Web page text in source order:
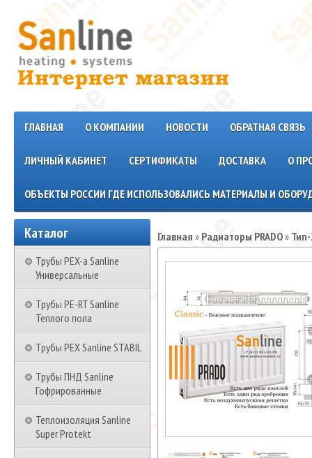
ГЛАВНАЯ О КОМПАНИИ НОВОСТИ ОБРАТНАЯ СВЯЗЬ
ЛИЧНЫЙ КАБИНЕТ СЕРТИФИКАТЫ ДОСТАВКА О
ОБЪЕКТЫ РОССИИ ГДЕ ИСПОЛЬЗОВАЛИСЬ МАТЕРИАЛЫ И
Каталог
Трубы PEX-a Sanline
Универсальные
Трубы PE-RT Sanline
Теплого пола
Трубы PEX Sanline STABIL
Трубы ПНД Sanline
Гофрированные
Теплоизоляция Sanline
Super Protekt
Главная » Радиаторы PRADO»